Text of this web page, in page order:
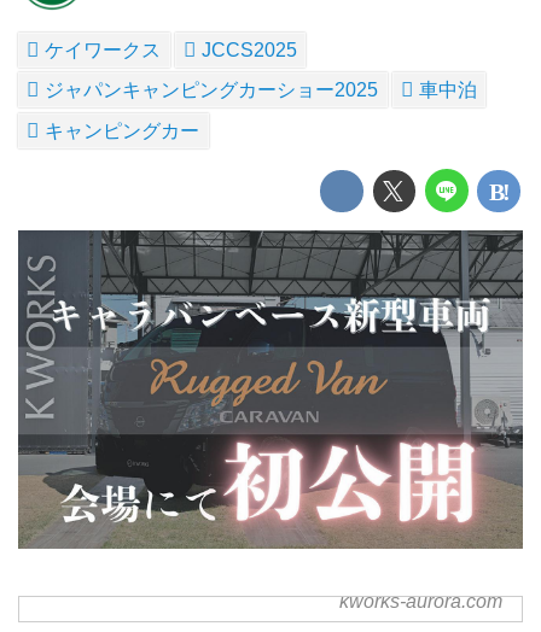
ケイワークス
JCCS2025
ジャパンキャンピングカーショー2025
車中泊
キャンピングカー
株式会社ケイワークス キャン
kworks-aurora.com